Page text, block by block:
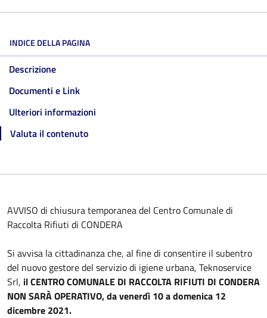
INDICE DELLA PAGINA
Descrizione
Documenti e Link
Ulteriori informazioni
Valuta il contenuto
AVVISO di chiusura temporanea del Centro Comunale di
Raccolta Rifiuti di CONDERA
Si avvisa la cittadinanza che, al fine di consentire il subentro
del nuovo gestore del servizio di igiene urbana, Teknoservice
Srl, il CENTRO COMUNALE DI RACCOLTA RIFIUTI DI CONDERA
NON SARÀ OPERATIVO, da venerdì 10 a domenica 12
dicembre 2021.